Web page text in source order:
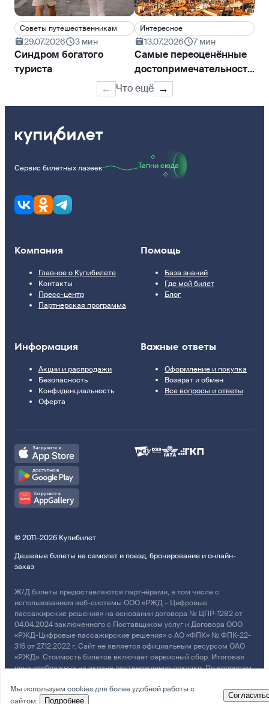
Cоветы путешественникам
29.07.2026 3 мин
Синдром богатого
туриста
Интересное
13.07.2026 7 мин
Самые переоценённые
достопримечательности
мира
← Что ещё →
Сервис билетных лазеек Тапни сюда
Компания
Главное о Купибилете
Контакты
Пресс-центр
Партнерская программа
Помощь
База знаний
Где мой билет
Блог
Информация
Акции и распродажи
Безопасность
Конфиденциальность
Оферта
Важные ответы
Оформление и покупка
Возврат и обмен
Все вопросы и ответы
© 2011–2026 Купибилет
Дешевые билеты на самолет и поезд, бронирование и онлайн-
заказ
Ж/Д билеты предоставляются партнёрами, в том числе с
использованием веб-системы ООО «РЖД – Цифровые
пассажирские решения» на основании договора № ЦПР-1282 от
04.04.2024 заключенного с Поставщиком услуг и Договора ООО
«РЖД-Цифровые пассажирские решения» с АО «ФПК» № ФПК-22-
316 от 27.12.2022 г. Сайт не является официальным ресурсом ОАО
«РЖД». Стоимость билетов включает сервисный сбор. Итоговая
цена отображена на экране подтверждения покупки. По вопросам
возмещении убытков просим обращаться в Службу Заботы.
Мы используем cookies для более удобной работы с
сайтом.
Подробнее